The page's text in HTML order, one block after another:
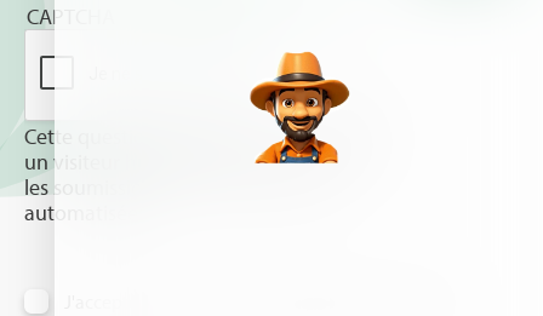
CAPTCHA
Cette question sert à vérifier si vous êtes
un visiteur humain ou non afin d'éviter
les soumissions de pourriel (spam)
automatisées.